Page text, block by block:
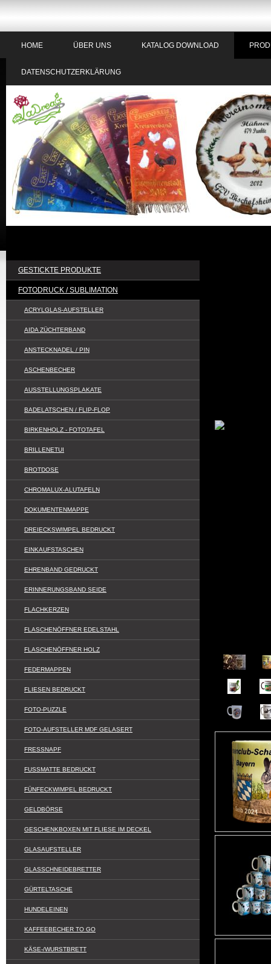
HOME ÜBER UNS KATALOG DOWNLOAD
DATENSCHUTZERKLÄRUNG
GESTICKTE PRODUKTE
FOTODRUCK / SUBLIMATION
ACRYLGLAS-AUFSTELLER
AIDA ZÜCHTERBAND
ANSTECKNADEL / PIN
ASCHENBECHER
AUSSTELLUNGSPLAKATE
BADELATSCHEN / FLIP-FLOP
BIRKENHOLZ - FOTOTAFEL
BRILLENETUI
BROTDOSE
CHROMALUX-ALUTAFELN
DOKUMENTENMAPPE
DREIECKSWIMPEL BEDRUCKT
EINKAUFSTASCHEN
EHRENBAND GEDRUCKT
ERINNERUNGSBAND SEIDE
FLACHKERZEN
FLASCHENÖFFNER EDELSTAHL
FLASCHENÖFFNER HOLZ
FEDERMAPPEN
FLIESEN BEDRUCKT
FOTO-PUZZLE
FOTO-AUFSTELLER MDF GELASERT
FRESSNAPF
FUSSMATTE BEDRUCKT
FÜNFECKWIMPEL BEDRUCKT
GELDBÖRSE
GESCHENKBOXEN MIT FLIESE IM DECKEL
GLASAUFSTELLER
GLASSCHNEIDEBRETTER
GÜRTELTASCHE
HUNDELEINEN
KAFFEEBECHER TO GO
KÄSE-/WURSTBRETT